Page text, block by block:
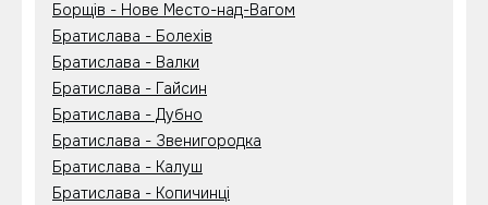
Борщів - Нове Место-над-Вагом
Братислава - Болехів
Братислава - Валки
Братислава - Гайсин
Братислава - Дубно
Братислава - Звенигородка
Братислава - Калуш
Братислава - Копичинці